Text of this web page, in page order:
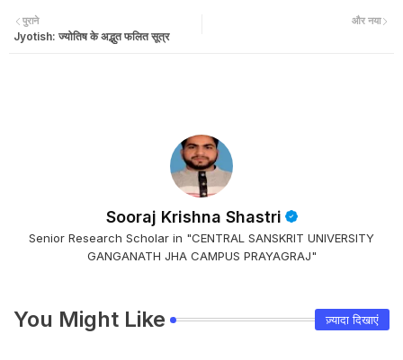
और नया
पुराने
Jyotish: ज्योतिष के अद्भुत फलित सूत्र
Sooraj Krishna Shastri
Senior Research Scholar in "CENTRAL SANSKRIT UNIVERSITY
GANGANATH JHA CAMPUS PRAYAGRAJ"
You Might Like ज़्यादा दिखाएं